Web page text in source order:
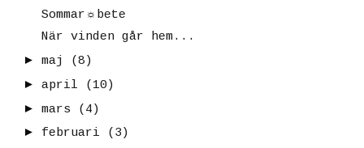
Sommar☼bete
När vinden går hem...
► maj
(8)
► april
(10)
► mars
(4)
► februari
(3)